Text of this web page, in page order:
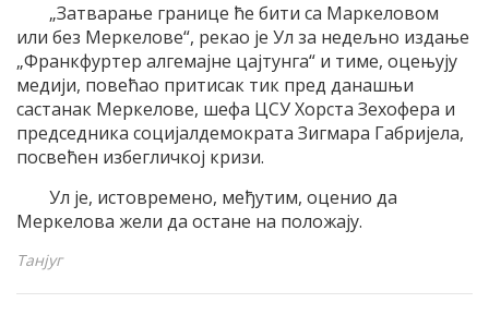
„Затварање границе ће бити са Маркеловом
или без Меркелове“, рекао је Ул за недељно издање
„Франкфуртер алгемајне цајтунга“ и тиме, оцењују
медији, повећао притисак тик пред данашњи
састанак Меркелове, шефа ЦСУ Хорста Зехофера и
председника социјалдемократа Зигмара Габријела,
посвећен избегличкој кризи.
Ул је, истовремено, међутим, оценио да
Меркелова жели да остане на положају.
Танјуг